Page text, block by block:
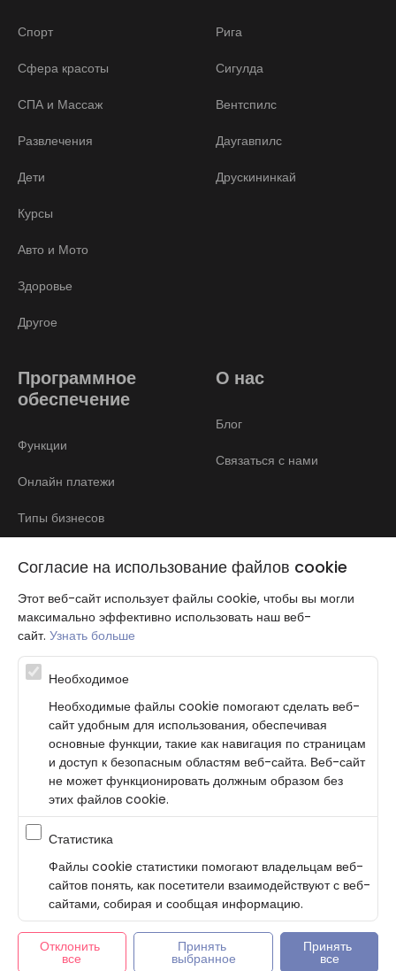
Согласие на использование файлов cookie
Этот веб-сайт использует файлы cookie, чтобы вы могли
максимально эффективно использовать наш веб-
сайт. Узнать больше
Необходимое
Необходимые файлы cookie помогают сделать веб-
сайт удобным для использования, обеспечивая
основные функции, такие как навигация по страницам
и доступ к безопасным областям веб-сайта. Веб-сайт
не может функционировать должным образом без
этих файлов cookie.
Статистика
Файлы cookie статистики помогают владельцам веб-
сайтов понять, как посетители взаимодействуют с веб-
сайтами, собирая и сообщая информацию.
Отклонить
все
Принять
выбранное
Принять
все
Спорт
Сфера красоты
СПА и Массаж
Развлечения
Дети
Курсы
Авто и Мото
Здоровье
Другое
Рига
Сигулда
Вентспилс
Даугавпилс
Друскининкай
Программное
обеспечение
Функции
Онлайн платежи
Типы бизнесов
О нас
Блог
Связаться с нами
Atbalsta programma augsti kvalificētu darba ņēmēju piesaistei.
Projekta ietvaros plānota informācijas pakalpojuma izstrāde, kas
ļauj pakalpojumu sniedzējiem digitalizēt uzņēmuma procesus.
Projekta rezultātā ir veikta mobilo lietotņu un pašapkalpošanās
portāla izveide. Projekta ieviešanas rezultatā plānota
bezkontakta apkalpošanas risinājumu izveide pakalpojumu
sniedzējiem. Nr. JU-PI-2022/43.
© Bookla 2026
Политика конфиденциальности
Согласие на использование файлов cookie
По-русски